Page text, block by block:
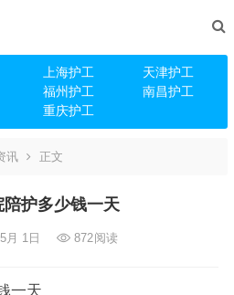
上海护工
天津护工
福州护工
南昌护工
重庆护工
讯 正文
陪护多少钱一天
月 1日 872阅读
一天